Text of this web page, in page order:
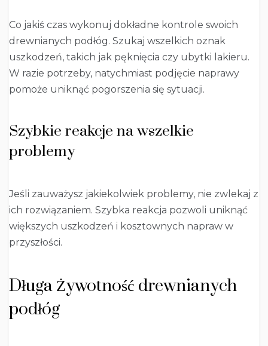
Co jakiś czas wykonuj dokładne kontrole swoich
drewnianych podłóg. Szukaj wszelkich oznak
uszkodzeń, takich jak pęknięcia czy ubytki lakieru.
W razie potrzeby, natychmiast podjęcie naprawy
pomoże uniknąć pogorszenia się sytuacji.
Szybkie reakcje na wszelkie
problemy
Jeśli zauważysz jakiekolwiek problemy, nie zwlekaj z
ich rozwiązaniem. Szybka reakcja pozwoli uniknąć
większych uszkodzeń i kosztownych napraw w
przyszłości.
Długa Żywotność drewnianych
podłóg